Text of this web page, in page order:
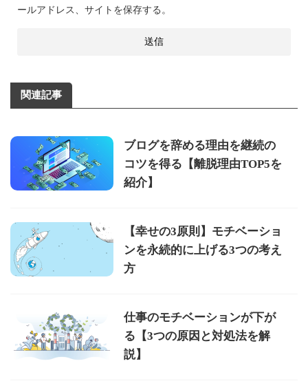
ールアドレス、サイトを保存する。
関連記事
ブログを辞める理由を継続の
コツを得る【離脱理由TOP5を
紹介】
【幸せの3原則】モチベーショ
ンを永続的に上げる3つの考え
方
仕事のモチベーションが下が
る【3つの原因と対処法を解
説】